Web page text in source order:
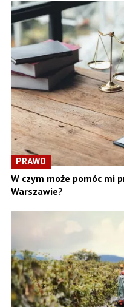
PRAWO
W czym może pomóc mi
Warszawie?